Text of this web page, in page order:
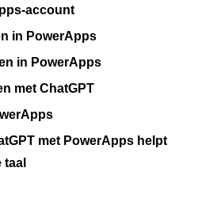
account
in PowerApps
in PowerApps
met ChatGPT
met PowerApps helpt